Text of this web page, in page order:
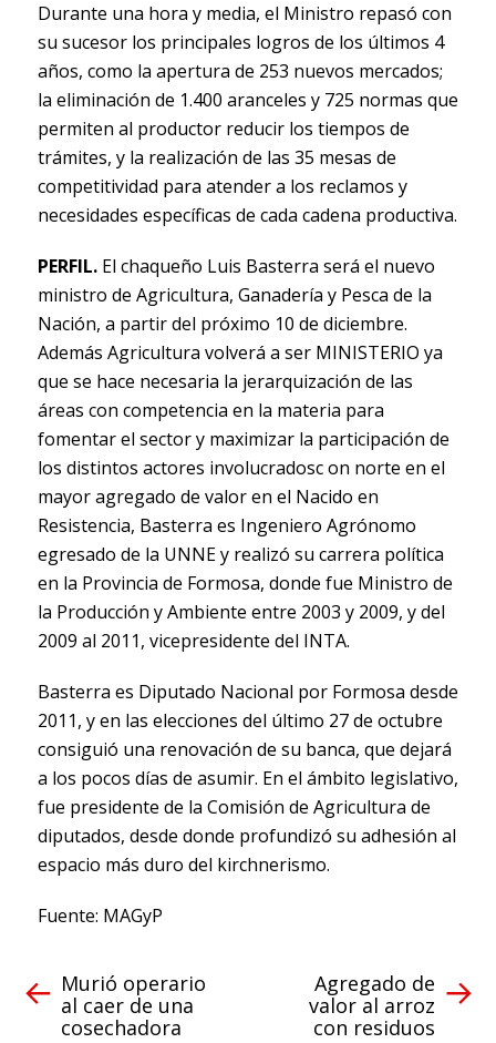
Durante una hora y media, el Ministro repasó con
su sucesor los principales logros de los últimos 4
años, como la apertura de 253 nuevos mercados;
la eliminación de 1.400 aranceles y 725 normas que
permiten al productor reducir los tiempos de
trámites, y la realización de las 35 mesas de
competitividad para atender a los reclamos y
necesidades específicas de cada cadena productiva.
PERFIL. El chaqueño Luis Basterra será el nuevo
ministro de Agricultura, Ganadería y Pesca de la
Nación, a partir del próximo 10 de diciembre.
Además Agricultura volverá a ser MINISTERIO ya
que se hace necesaria la jerarquización de las
áreas con competencia en la materia para
fomentar el sector y maximizar la participación de
los distintos actores involucradosc on norte en el
mayor agregado de valor en el Nacido en
Resistencia, Basterra es Ingeniero Agrónomo
egresado de la UNNE y realizó su carrera política
en la Provincia de Formosa, donde fue Ministro de
la Producción y Ambiente entre 2003 y 2009, y del
2009 al 2011, vicepresidente del INTA.
Basterra es Diputado Nacional por Formosa desde
2011, y en las elecciones del último 27 de octubre
consiguió una renovación de su banca, que dejará
a los pocos días de asumir. En el ámbito legislativo,
fue presidente de la Comisión de Agricultura de
diputados, desde donde profundizó su adhesión al
espacio más duro del kirchnerismo.
Fuente: MAGyP
Murió operario
al caer de una
cosechadora
Agregado de
valor al arroz
con residuos